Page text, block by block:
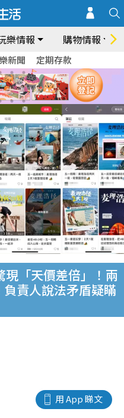
樂情報 購物情報
新聞 定期存款
現「天價差倍」！兩
責人說法矛盾疑瞞
用 App 睇文